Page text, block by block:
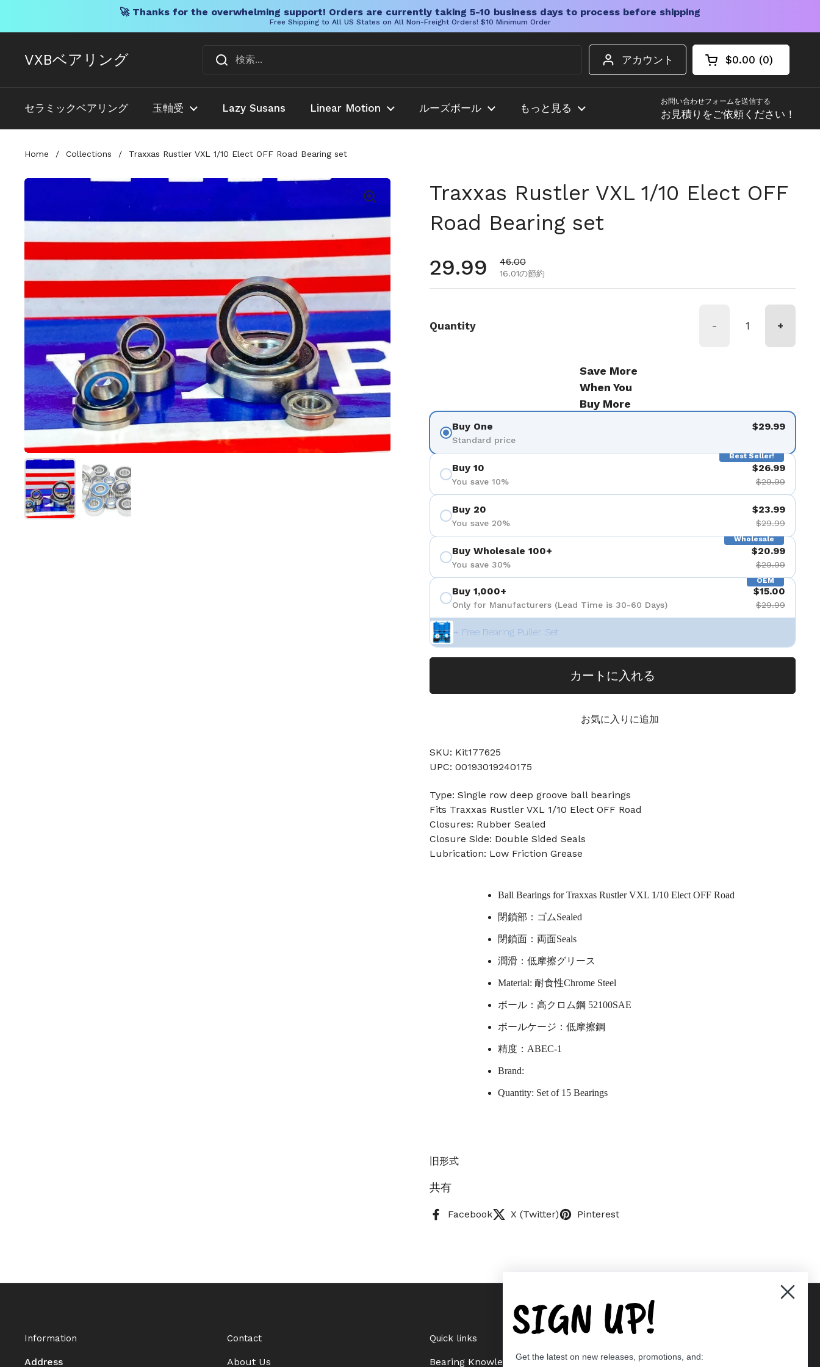
🚀 Thanks for the overwhelming support! Orders are currently taking 5-10 business days to process before shipping
Free Shipping to All US States on All Non-Freight Orders! $10 Minimum Order
VXBベアリング アカウント カートを開く
ショッピングカー
$0.00 0
カート内の商品
セラミックベアリング 玉軸受 Lazy Susans Linear Motion ルーズボール もっと見る
お問い合わせフォームを送信する
お見積りをご依頼ください！
Home / Collections / Traxxas Rustler VXL 1/10 Elect OFF Road Bearing set
スライド1を表示スライド2を表示
Traxxas Rustler VXL 1/10 Elect OFF
Road Bearing set
通常価格
29.99 セール価格
46.00
16.01の節約
Quantity - +
Save More
When You
Buy More
Buy One
Standard price
$29.99
Best Seller!
Buy 10
You save 10%
$26.99
$29.99
Buy 20
You save 20%
$23.99
$29.99
Wholesale
Buy Wholesale 100+
You save 30%
$20.99
$29.99
OEM
Buy 1,000+
Only for Manufacturers (Lead Time is 30-60 Days)
$15.00
$29.99
+ Free Bearing Puller Set
カートに入れる
お気に入りに追加
SKU: Kit177625
UPC: 00193019240175
Type: Single row deep groove ball bearings
Fits Traxxas Rustler VXL 1/10 Elect OFF Road
Closures: Rubber Sealed
Closure Side: Double Sided Seals
Lubrication: Low Friction Grease
Ball Bearings for Traxxas Rustler VXL 1/10 Elect OFF Road
閉鎖部：ゴムSealed
閉鎖面：両面Seals
潤滑：低摩擦グリース
Material: 耐食性Chrome Steel
ボール：高クロム鋼 52100SAE
ボールケージ：低摩擦鋼
精度：ABEC-1
Brand:
Quantity: Set of 15 Bearings
旧形式
共有
Facebook X (Twitter) Pinterest
Information
Address
Contact
About Us
Quick links
Bearing Knowledge Center
SIGN UP!
Get the latest on new releases, promotions, and: